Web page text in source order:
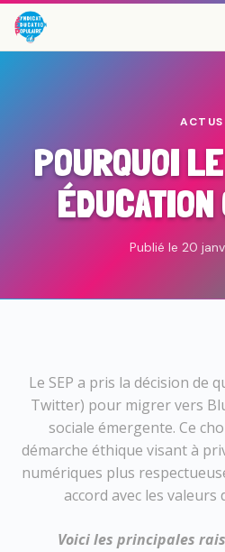
ACTUS
POURQUOI
Publié le 20
Le SEP a pris la décision de
Twitter) pour migrer vers
sociale émergente. Ce
démarche éthique visant à
numériques plus
accord avec les valeurs
Voici les principales